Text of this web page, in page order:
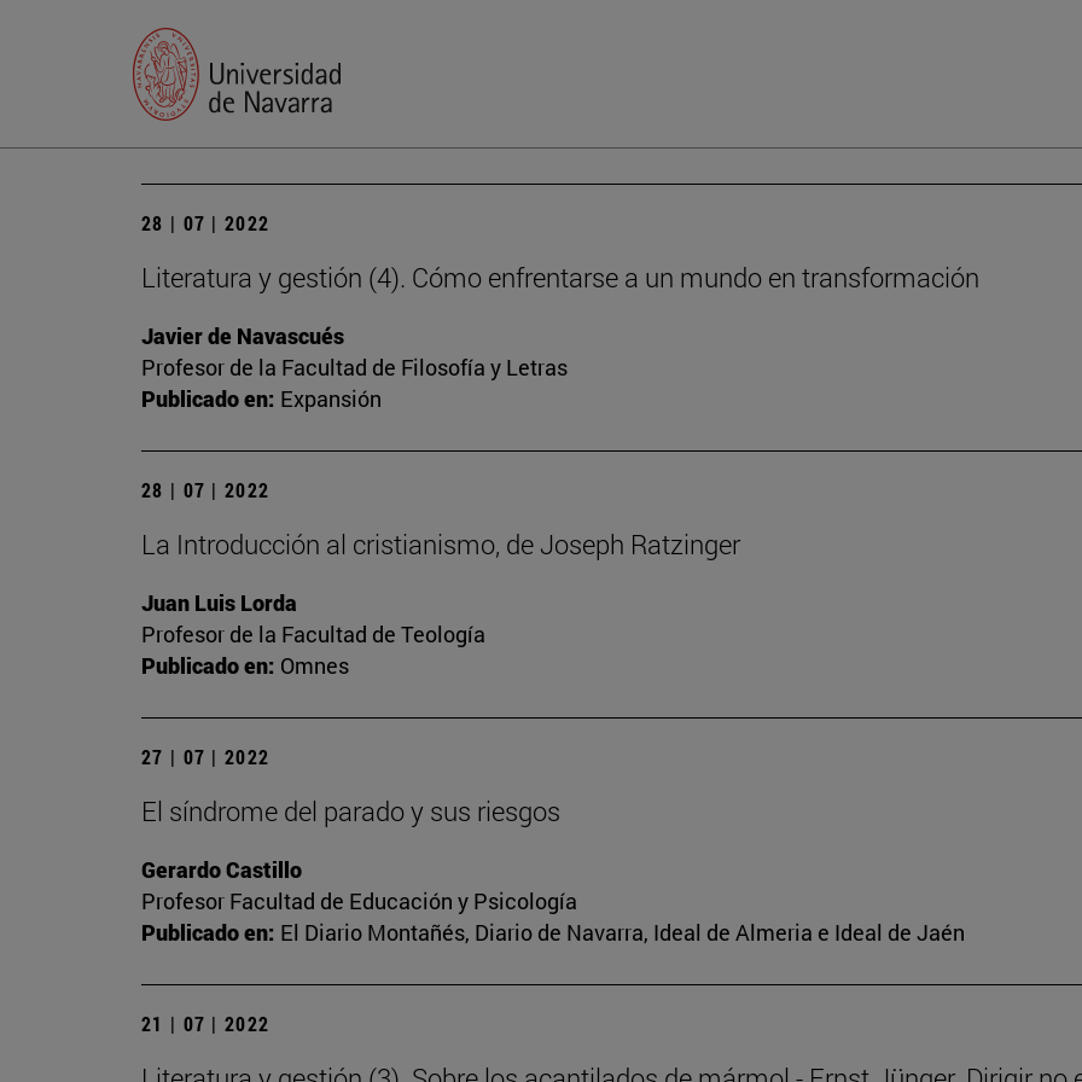
28 | 07 | 2022
Literatura y gestión (4). Cómo enfrentarse a un mundo en transformación
Javier de Navascués
Profesor de la Facultad de Filosofía y Letras
Publicado en: Expansión
28 | 07 | 2022
La Introducción al cristianismo, de Joseph Ratzinger
Juan Luis Lorda
Profesor de la Facultad de Teología
Publicado en: Omnes
27 | 07 | 2022
El síndrome del parado y sus riesgos
Gerardo Castillo
Profesor Facultad de Educación y Psicología
Publicado en: El Diario Montañés, Diario de Navarra, Ideal de Almeria e Ideal de Jaén
21 | 07 | 2022